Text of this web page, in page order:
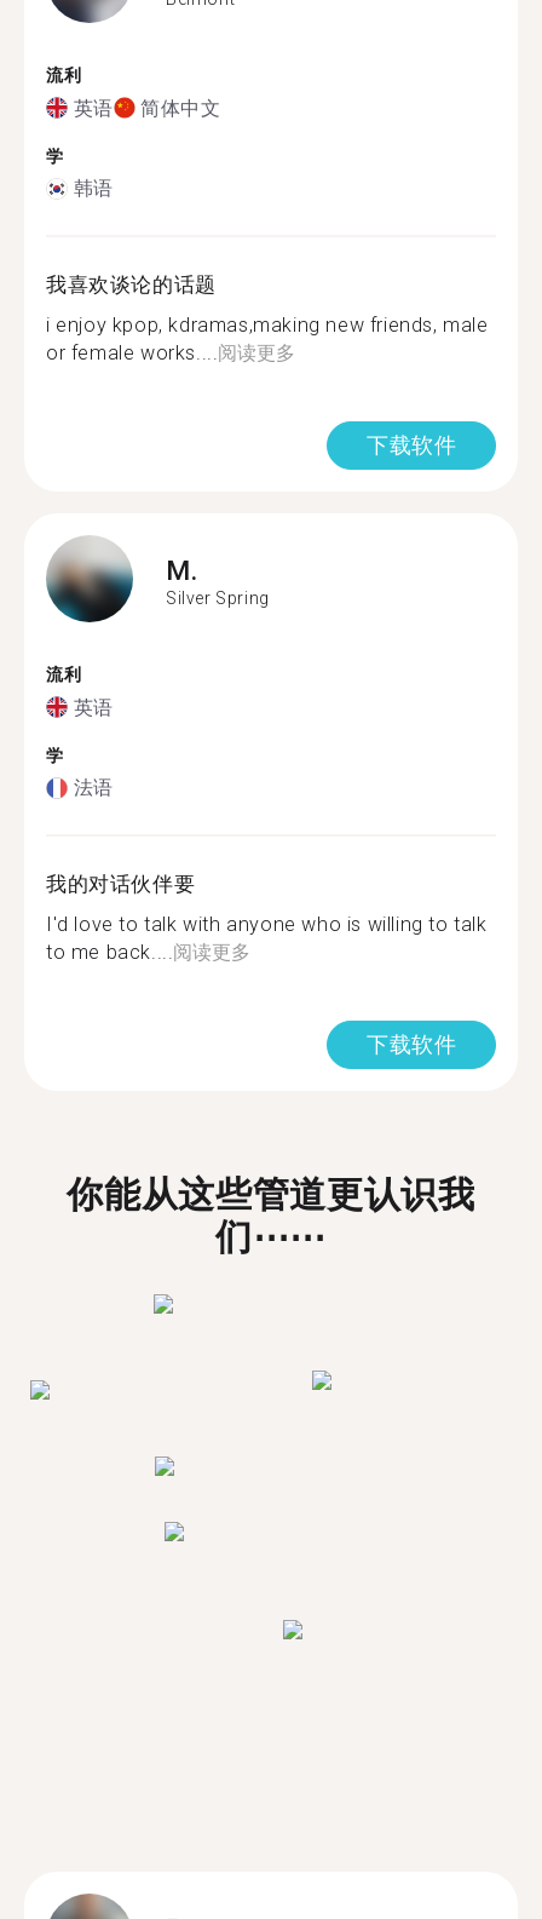
流利
英语 简体中文
学
韩语
我喜欢谈论的话题
i enjoy kpop, kdramas,making new friends, male
or female works....阅读更多
下载软件
M.
Silver Spring
流利
英语
学
法语
我的对话伙伴要
I'd love to talk with anyone who is willing to talk
to me back....阅读更多
下载软件
你能从这些管道更认识我
们⋯⋯